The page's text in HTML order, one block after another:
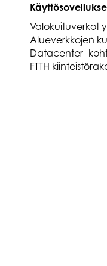
Valokuituverkot
Alueverkkojen
Datacenter -
FTTH